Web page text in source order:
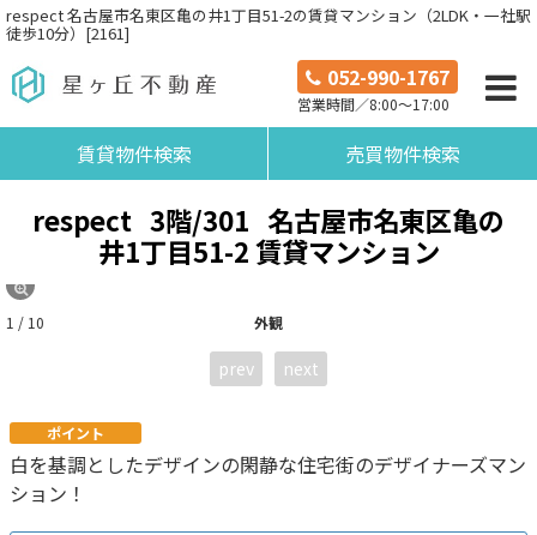
respect 名古屋市名東区亀の井1丁目51-2の賃貸マンション（2LDK・一社駅
徒歩10分）[2161]
052-990-1767
営業時間／8:00～17:00
賃貸物件検索 売買物件検索
respect 3階/301 名古屋市名東区亀の
井1丁目51-2 賃貸マンション
外観
1 / 10
prev next
ポイント
白を基調としたデザインの閑静な住宅街のデザイナーズマン
ション！